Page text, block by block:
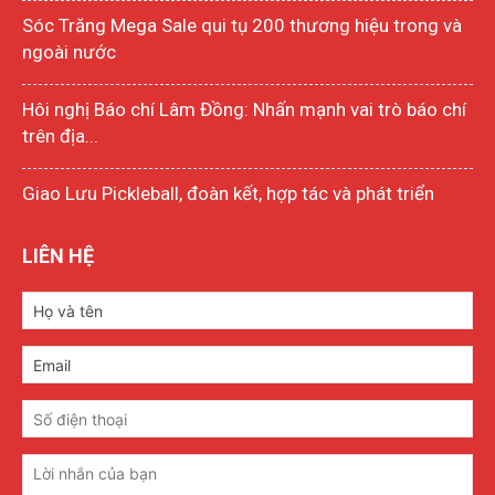
Sóc Trăng Mega Sale qui tụ 200 thương hiệu trong và
ngoài nước
Hôi nghị Báo chí Lâm Đồng: Nhấn mạnh vai trò báo chí
trên địa...
Giao Lưu Pickleball, đoàn kết, hợp tác và phát triển
LIÊN HỆ